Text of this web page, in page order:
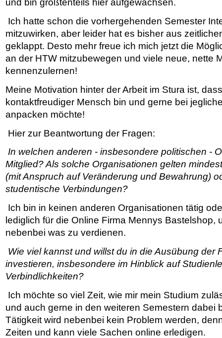
und bin größtenteils hier aufgewachsen.
Ich hatte schon die vorhergehenden Semester
mitzuwirken, aber leider hat es bisher aus
geklappt. Desto mehr freue ich mich jetzt die
an der HTW mitzubewegen und viele neue, nette
kennenzulernen!
Meine Motivation hinter der Arbeit im Stura ist,
kontaktfreudiger Mensch bin und gerne bei
anpacken möchte!
Hier zur Beantwortung der Fragen:
In welchen anderen - insbesondere politischen -
Mitglied? Als solche Organisationen gelten
(mit Anspruch auf Veränderung und Bewahrung)
studentische Verbindungen?
Ich bin in keinen anderen Organisationen tätig
lediglich für die Online Firma Mennys Bastelshop,
nebenbei was zu verdienen.
Wie viel kannst und willst du in die Ausübung der
investieren, insbesondere im Hinblick auf
Verbindlichkeiten?
Ich möchte so viel Zeit, wie mir mein Studium
und auch gerne in den weiteren Semestern dabei
Tätigkeit wird nebenbei kein Problem werden,
Zeiten und kann viele Sachen online erledigen.